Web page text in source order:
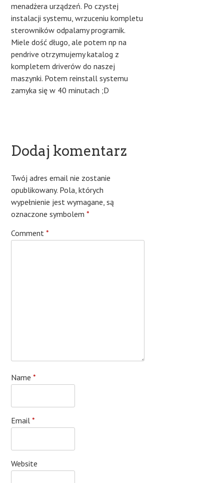
menadżera urządzeń. Po czystej
instalacji systemu, wrzuceniu kompletu
sterowników odpalamy programik.
Miele dość długo, ale potem np na
pendrive otrzymujemy katalog z
kompletem driverów do naszej
maszynki. Potem reinstall systemu
zamyka się w 40 minutach ;D
Dodaj komentarz
Twój adres email nie zostanie
opublikowany. Pola, których
wypełnienie jest wymagane, są
oznaczone symbolem*
Comment*
Name*
Email*
Website